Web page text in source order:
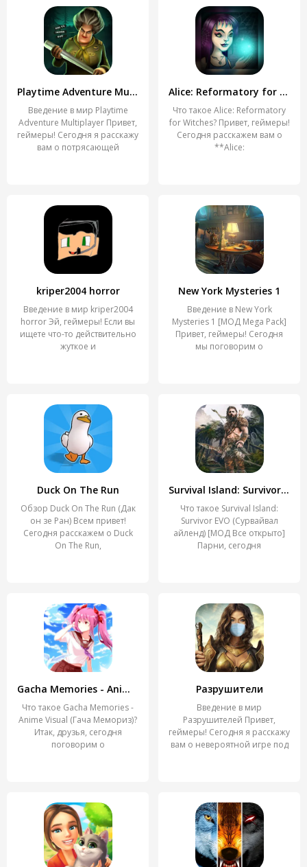
Playtime Adventure Multiplayer
Введение в мир Playtime
Adventure Multiplayer Привет,
геймеры! Сегодня я расскажу
вам о потрясающей
Alice: Reformatory for Witches
Что такое Alice: Reformatory
for Witches? Привет, геймеры!
Сегодня расскажем вам о
**Alice:
kriper2004 horror
Введение в мир kriper2004
horror Эй, геймеры! Если вы
ищете что-то действительно
жуткое и
New York Mysteries 1
Введение в New York
Mysteries 1 [МОД Mega Pack]
Привет, геймеры! Сегодня
мы поговорим о
Duck On The Run
Обзор Duck On The Run (Дак
он зе Ран) Всем привет!
Сегодня расскажем о Duck
On The Run,
Survival Island: Survivor EVO
Что такое Survival Island:
Survivor EVO (Сурвайвал
айленд) [МОД Все открыто]
Парни, сегодня
Gacha Memories - Anime Visual
Что такое Gacha Memories -
Anime Visual (Гача Мемориз)?
Итак, друзья, сегодня
поговорим о
Разрушители
Введение в мир
Разрушителей Привет,
геймеры! Сегодня я расскажу
вам о невероятной игре под